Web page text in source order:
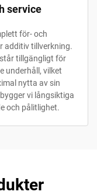
service
för- och
additiv tillverkning.
tillgängligt för
underhåll, vilket
nytta av sin
vi långsiktiga
och pålitlighet.